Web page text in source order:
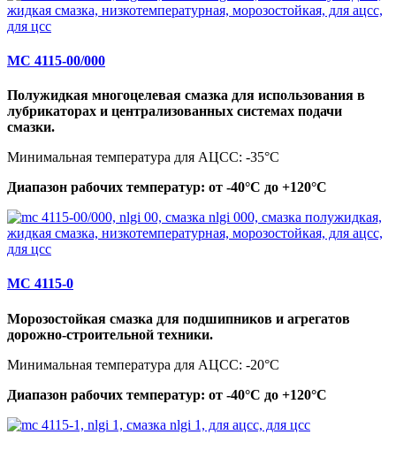
МС 4115-00/000
Полужидкая многоцелевая смазка для использования в
лубрикаторах и централизованных системах подачи
смазки.
Минимальная температура для АЦСС: -35°C
Диапазон рабочих температур: от -40°C до +120°C
МС 4115-0
Морозостойкая смазка для подшипников и агрегатов
дорожно-строительной техники.
Минимальная температура для АЦСС: -20°C
Диапазон рабочих температур: от -40°C до +120°C